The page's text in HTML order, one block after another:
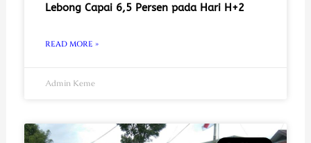
Lebong Capai 6,5 Persen pada Hari H+2
READ MORE »
Admin Keme